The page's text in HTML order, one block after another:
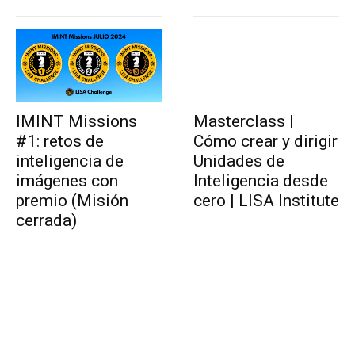
IMINT Missions
#1: retos de
inteligencia de
imágenes con
premio (Misión
cerrada)
Masterclass |
Cómo crear y dirigir
Unidades de
Inteligencia desde
cero | LISA Institute